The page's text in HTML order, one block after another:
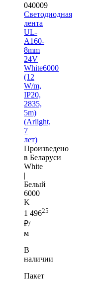
040009
Светодиодная
лента
UL-
A160-
8mm
24V
White6000
(12
W/m,
IP20,
2835,
5m)
(Arlight,
7
лет)
Произведено
в Беларуси
White
|
Белый
6000
K
1 49625
₽/
м
В
наличии
Пакет